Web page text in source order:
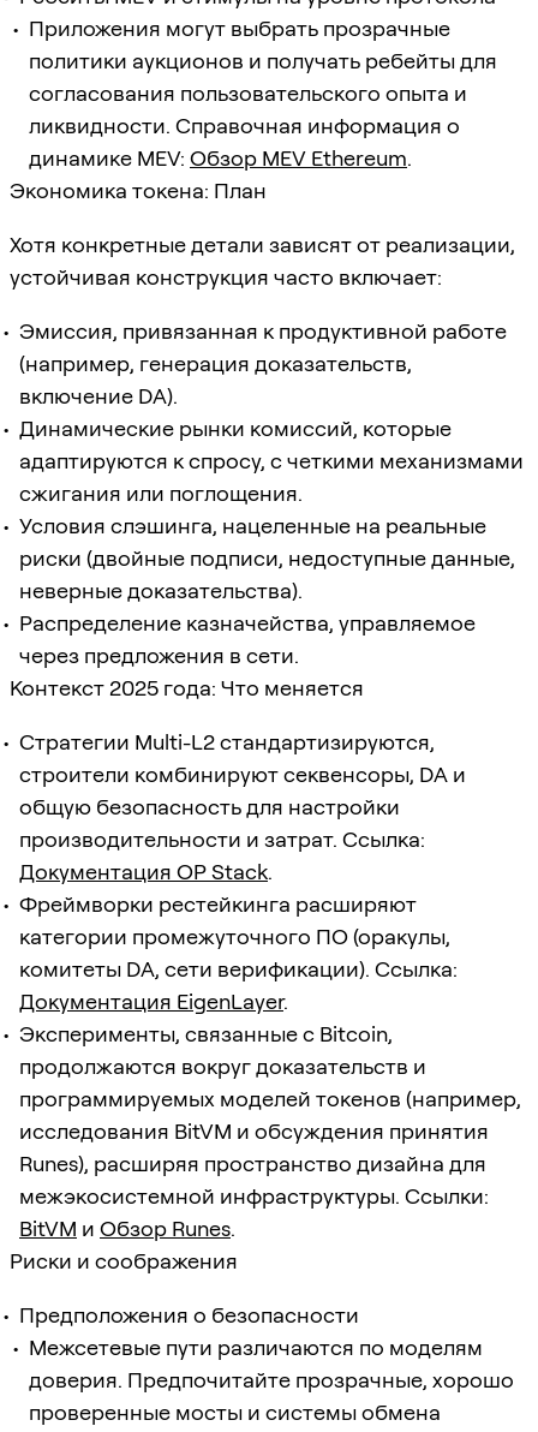
Приложения могут выбрать прозрачные
политики аукционов и получать ребейты для
согласования пользовательского опыта и
ликвидности. Справочная информация о
динамике MEV: Обзор MEV Ethereum.
Экономика токена: План
Хотя конкретные детали зависят от реализации,
устойчивая конструкция часто включает:
Эмиссия, привязанная к продуктивной работе
(например, генерация доказательств,
включение DA).
Динамические рынки комиссий, которые
адаптируются к спросу, с четкими механизмами
сжигания или поглощения.
Условия слэшинга, нацеленные на реальные
риски (двойные подписи, недоступные данные,
неверные доказательства).
Распределение казначейства, управляемое
через предложения в сети.
Контекст 2025 года: Что меняется
Стратегии Multi-L2 стандартизируются,
строители комбинируют секвенсоры, DA и
общую безопасность для настройки
производительности и затрат. Ссылка:
Документация OP Stack.
Фреймворки рестейкинга расширяют
категории промежуточного ПО (оракулы,
комитеты DA, сети верификации). Ссылка:
Документация EigenLayer.
Эксперименты, связанные с Bitcoin,
продолжаются вокруг доказательств и
программируемых моделей токенов (например,
исследования BitVM и обсуждения принятия
Runes), расширяя пространство дизайна для
межэкосистемной инфраструктуры. Ссылки:
BitVM и Обзор Runes.
Риски и соображения
Предположения о безопасности
Межсетевые пути различаются по моделям
доверия. Предпочитайте прозрачные, хорошо
проверенные мосты и системы обмена